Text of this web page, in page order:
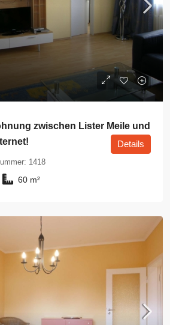
zwischen Lister Meile und
1418
60 m²
Details